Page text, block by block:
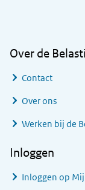
Over de
Contact
Over ons
Werken bij de
Inloggen
Inloggen op